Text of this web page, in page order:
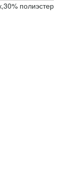
полиэстер